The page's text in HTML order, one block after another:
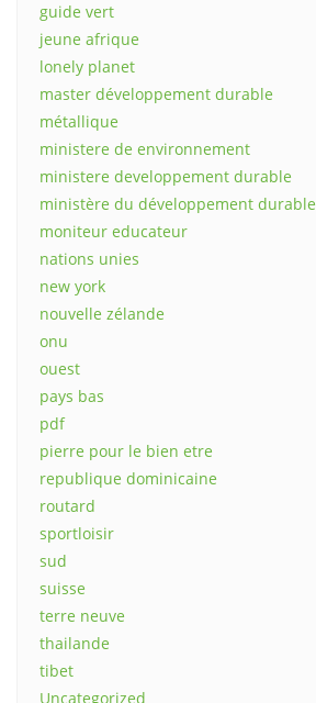
guide vert
jeune afrique
lonely planet
master développement durable
métallique
ministere de environnement
ministere developpement durable
ministère du développement durable
moniteur educateur
nations unies
new york
nouvelle zélande
onu
ouest
pays bas
pdf
pierre pour le bien etre
republique dominicaine
routard
sportloisir
sud
suisse
terre neuve
thailande
tibet
Uncategorized